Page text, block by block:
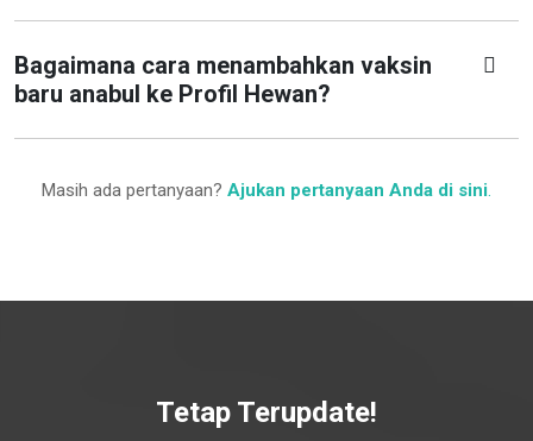
Bagaimana cara menambahkan vaksin
baru anabul ke Profil Hewan?
Masih ada pertanyaan? Ajukan pertanyaan Anda di sini.
Tetap Terupdate!